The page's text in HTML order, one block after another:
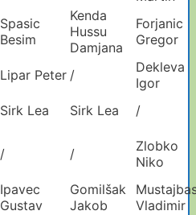
Spasic
Besim
Kenda
Hussu
Damjana
Forjanic
Gregor
Lipar Peter /
Dekleva
Igor
Sirk Lea Sirk Lea /
/ /
Zlobko
Niko
Ipavec
Gustav
Gomilšak
Jakob
Vladimir